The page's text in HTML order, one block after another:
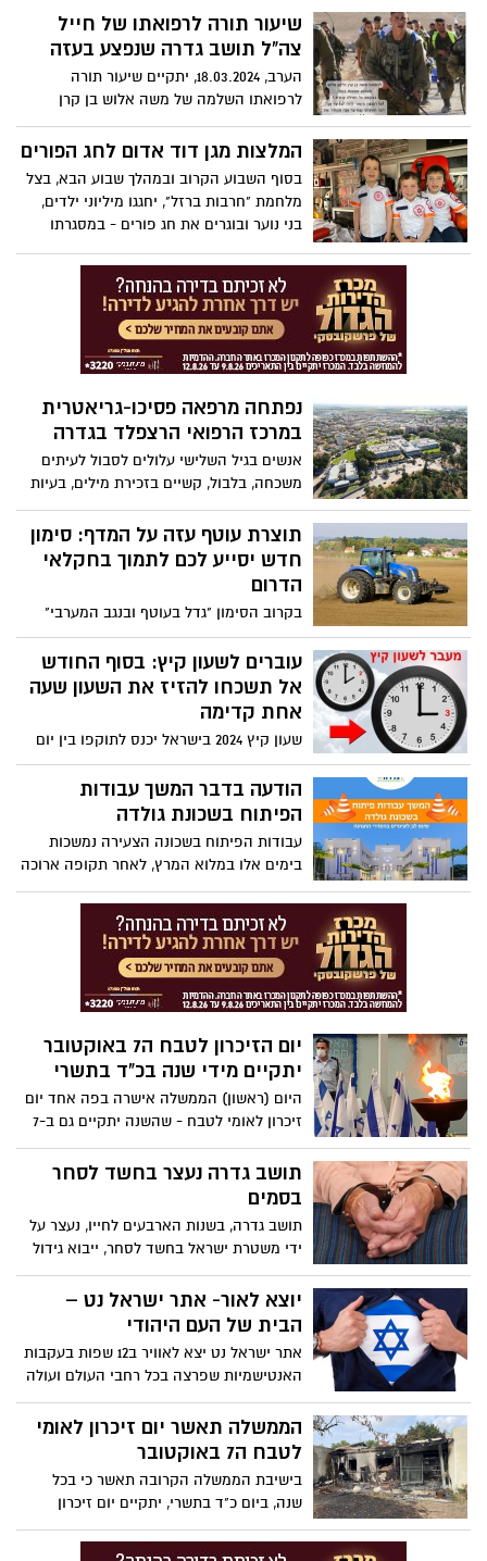
תנועת "נפגשים" חילקו אלפי "צווי 8 לאחדות"
במספר מוקדים ברחבי הארץ.
"המילואימניקים", תנועה א פוליטית המאגדת
את הארגונים החברתיים הגדולים בישראל,
פשטו הבוקר על מרכזי הקניות ברחבי הארץ
וחילקו צווי 8 לאחדות לאלפי אזרחים.
שיעור תורה לרפואתו של חייל
צה"ל תושב גדרה שנפצע בעזה
הערב, 18.03.2024, יתקיים שיעור תורה
לרפואתו השלמה של משה אלוש בן קרן
וירקון, תושב גדרה וחייל צה"ל שנפצע
בלחימה בעזה.
המלצות מגן דוד אדום לחג הפורים
בסוף השבוע הקרוב ובמהלך שבוע הבא, בצל
מלחמת "חרבות ברזל", יחגגו מיליוני ילדים,
בני נוער ובוגרים את חג פורים - במסגרתו
מסיבות רבות הכוללות תחפושות, אביזרים
וממתקים. לצד שמחת החג, מדי שנה מטפלים
צוותי מד"א בפצועים כתוצאה מעיסוק
במשחקים מסוכנים, פגיעות מנפצים, לבישת
תחפושות שאינן עומדות בתקני הבטיחות
נפתחה מרפאה פסיכו-גריאטרית
במרכז הרפואי הרצפלד בגדרה
אנשים בגיל השלישי עלולים לסבול לעיתים
משכחה, בלבול, קשיים בזכירת מילים, בעיות
בקשב או לחילופין שינויים במצבי הרוח,
בהתנהגות, הפרעות שינה ועוד. שינויים אלו
אשר נגרמים כתוצאה מהגיל, מעלים את
הצורך להגיע לרופא לאבחון מקצועי ולקבל
טיפול. במרכז הרפואי גריאטרי שיקומי
הרצפלד מקבוצת כללית נפתחה לאחרונה
מרפאה פסיכו-גריאטרית חדשה, אשר נותנת
מענה לצורך זה.
תוצרת עוטף עזה על המדף: סימון
חדש יסייע לכם לתמוך בחקלאי
הדרום
בקרוב הסימון "גדל בעוטף ובנגב המערבי"
יופיע על גבי אריזות ירקות ופירות, ויאפשר
לכם לבחור בקלות תוצרת מקומית איכותית
עוברים לשעון קיץ: בסוף החודש
אל תשכחו להזיז את השעון שעה
אחת קדימה
שעון קיץ 2024 בישראל יכנס לתוקפו בין יום
חמישי 29 במרץ לבין יום שישי 30 במרץ
בשעה 02:00 לפנות בוקר. תתכוננו להפסיד
שעה שינה
הודעה בדבר המשך עבודות
הפיתוח בשכונת גולדה
עבודות הפיתוח בשכונה הצעירה נמשכות
בימים אלו במלוא המרץ, לאחר תקופה ארוכה
במהלך המלחמה במהלכה הושהו העבודות.
שימו לב לשינויים בהסדרי התנועה כמפורט
בכתבה
יום הזיכרון לטבח ה7 באוקטובר
יתקיים מידי שנה בכ"ד בתשרי
היום (ראשון) הממשלה אישרה בפה אחד יום
זיכרון לאומי לטבח - שהשנה יתקיים גם ב-7
באוקטובר יום הזיכרון יתקיים מעתה בכל שנה
ויצוין כיום זיכרון לאומי לטבח בכ"ד בתשרי,
עם טקסים ואירועים ממלכתיים.
תושב גדרה נעצר בחשד לסחר
בסמים
תושב גדרה, בשנות הארבעים לחייו, נעצר על
ידי משטרת ישראל בחשד לסחר, ייבוא גידול
ואספקת סמים מסוכנים. בביתו נמצאו
חומרים החשודים כסמים. מעצרו הוארך
יוצא לאור- אתר ישראל נט –
הבית של העם היהודי
אתר ישראל נט יצא לאוויר ב12 שפות בעקבות
האנטישמיות שפרצה בכל רחבי העולם ועולה
לשיאים חדשים, קמפיין שקרים ענק מתנהל
ברשתות החברתיות נגד מדינת ישראל והעם
היהודי.
הממשלה תאשר יום זיכרון לאומי
לטבח ה7 באוקטובר
בישיבת הממשלה הקרובה תאשר כי בכל
שנה, ביום כ"ד בתשרי, יתקיים יום זיכרון
לאומי לאירועי 7 באוקטובר ולמלחמת חרבות
ברזל, וכי "יום זה יצוין ככל הניתן במוסדות